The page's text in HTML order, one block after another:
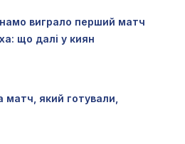
виграло перший матч
що далі у киян
матч, який готували,